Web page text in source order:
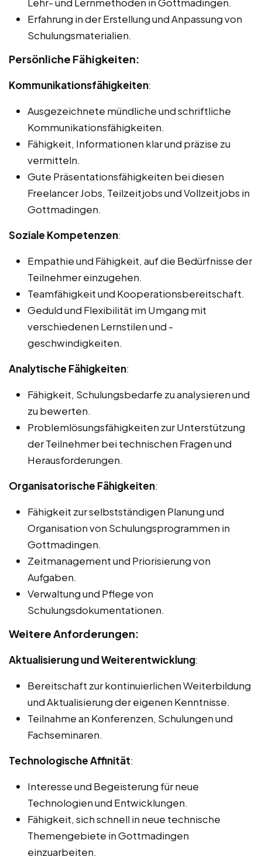
Erfahrung in der Erstellung und Anpassung von
Schulungsmaterialien.
Persönliche Fähigkeiten:
Kommunikationsfähigkeiten:
Ausgezeichnete mündliche und schriftliche
Kommunikationsfähigkeiten.
Fähigkeit, Informationen klar und präzise zu
vermitteln.
Gute Präsentationsfähigkeiten bei diesen
Freelancer Jobs, Teilzeitjobs und Vollzeitjobs in
Gottmadingen.
Soziale Kompetenzen:
Empathie und Fähigkeit, auf die Bedürfnisse der
Teilnehmer einzugehen.
Teamfähigkeit und Kooperationsbereitschaft.
Geduld und Flexibilität im Umgang mit
verschiedenen Lernstilen und -
geschwindigkeiten.
Analytische Fähigkeiten:
Fähigkeit, Schulungsbedarfe zu analysieren und
zu bewerten.
Problemlösungsfähigkeiten zur Unterstützung
der Teilnehmer bei technischen Fragen und
Herausforderungen.
Organisatorische Fähigkeiten:
Fähigkeit zur selbstständigen Planung und
Organisation von Schulungsprogrammen in
Gottmadingen.
Zeitmanagement und Priorisierung von
Aufgaben.
Verwaltung und Pflege von
Schulungsdokumentationen.
Weitere Anforderungen:
Aktualisierung und Weiterentwicklung:
Bereitschaft zur kontinuierlichen Weiterbildung
und Aktualisierung der eigenen Kenntnisse.
Teilnahme an Konferenzen, Schulungen und
Fachseminaren.
Technologische Affinität:
Interesse und Begeisterung für neue
Technologien und Entwicklungen.
Fähigkeit, sich schnell in neue technische
Themengebiete in Gottmadingen
einzuarbeiten.